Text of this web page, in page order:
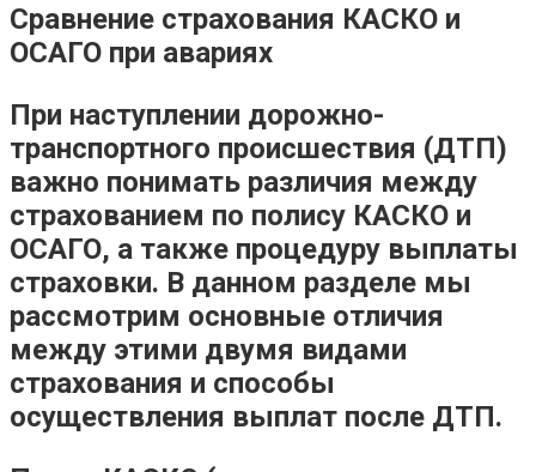
Сравнение страхования КАСКО и
ОСАГО при авариях
При наступлении дорожно-
транспортного происшествия (ДТП)
важно понимать различия между
страхованием по полису КАСКО и
ОСАГО, а также процедуру выплаты
страховки. В данном разделе мы
рассмотрим основные отличия
между этими двумя видами
страхования и способы
осуществления выплат после ДТП.